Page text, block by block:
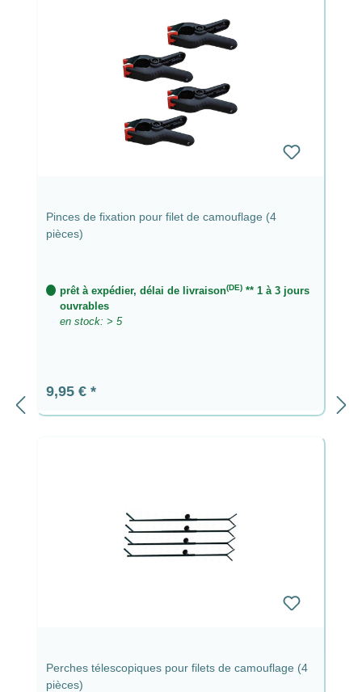
Pinces de fixation pour filet de camouflage (4
pièces)
prêt à expédier, délai de livraison(DE)** 1 à 3 jours
ouvrables
en stock: > 5
Prix régulier :
9,95 €
Perches télescopiques pour filets de camouflage (4
pièces)